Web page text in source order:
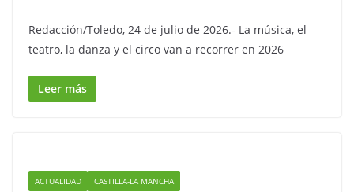
Redacción/Toledo, 24 de julio de 2026.- La música, el
teatro, la danza y el circo van a recorrer en 2026
Leer más
ACTUALIDAD CASTILLA-LA MANCHA